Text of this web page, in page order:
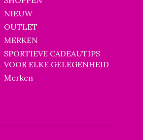
NIEUW
OUTLET
MERKEN
SPORTIEVE CADEAUTIPS
VOOR ELKE GELEGENHEID
Merken